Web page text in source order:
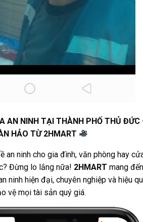
AN NINH TẠI THÀNH PHỐ THỦ ĐỨC
HẢO TỪ 2HMART
an ninh cho gia đình, văn phòng hay
Đừng lo lắng nữa! 2HMART mang
ninh hiện đại, chuyên nghiệp và hiệu
vệ mọi tài sản quý giá.